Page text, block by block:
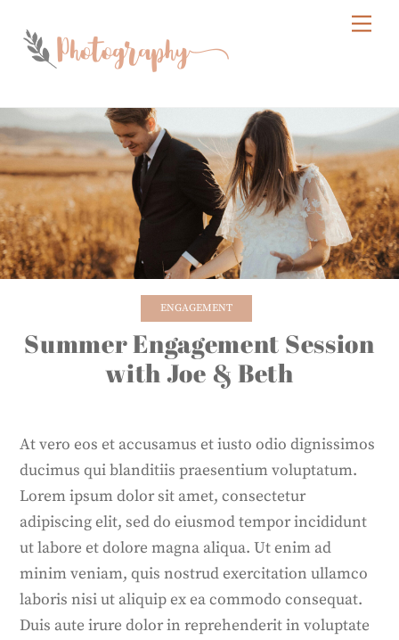
content
ENGAGEMENT
Summer Engagement Session
with Joe & Beth
At vero eos et accusamus et iusto odio dignissimos
ducimus qui blanditiis praesentium voluptatum.
Lorem ipsum dolor sit amet, consectetur
adipiscing elit, sed do eiusmod tempor incididunt
ut labore et dolore magna aliqua. Ut enim ad
minim veniam, quis nostrud exercitation ullamco
laboris nisi ut aliquip ex ea commodo consequat.
Duis aute irure dolor in reprehenderit in voluptate